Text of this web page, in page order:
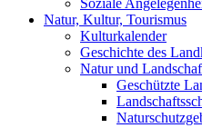
Soziale
Natur, Kultur, Tourismus
Kulturkalender
Geschichte des
Natur und
Geschützte